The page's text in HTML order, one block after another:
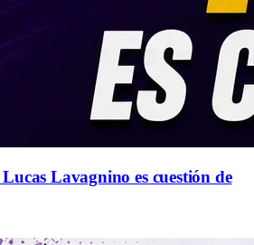
Lavagnino es cuestión de